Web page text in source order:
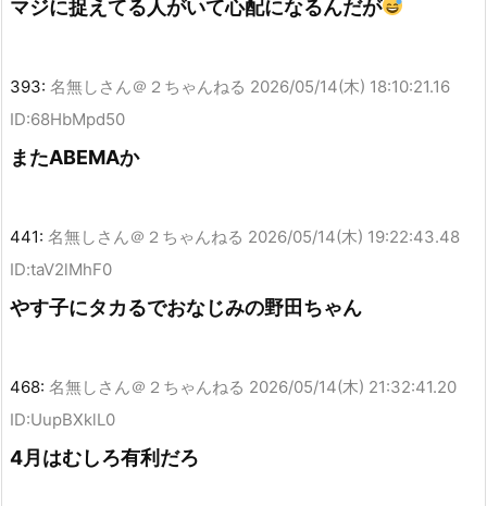
マジに捉えてる人がいて心配になるんだが
393: 名無しさん＠２ちゃんねる 2026/05/14(木) 18:10:21.16
ID:68HbMpd50
またABEMAか
441: 名無しさん＠２ちゃんねる 2026/05/14(木) 19:22:43.48
ID:taV2lMhF0
やす子にタカるでおなじみの野田ちゃん
468: 名無しさん＠２ちゃんねる 2026/05/14(木) 21:32:41.20
ID:UupBXklL0
4月はむしろ有利だろ